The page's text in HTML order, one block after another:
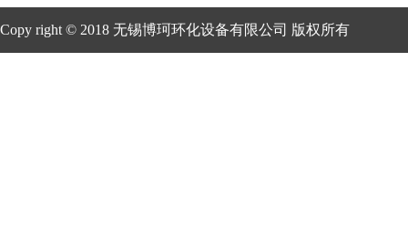
Copy right © 2018 无锡博珂环化设备有限公司 版权所有